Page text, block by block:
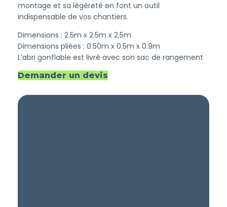
montage et sa légèreté en font un outil
indispensable de vos chantiers.
Dimensions : 2.5m x 2.5m x 2.5m
Dimensions pliées : 0.50m x 0.5m x 0.9m
L’abri gonflable est livré avec son sac de rangement
Demander un devis